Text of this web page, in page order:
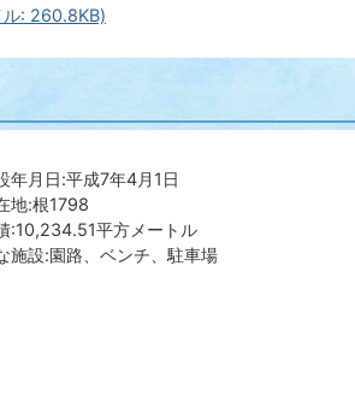
ル: 260.8KB)
年月日:平成7年4月1日
地:根1798
:10,234.51平方メートル
施設:園路、ベンチ、駐車場